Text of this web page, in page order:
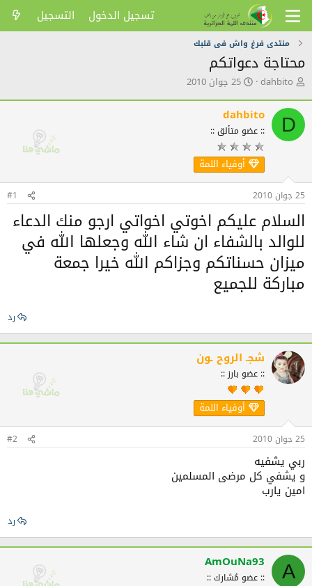
تسجيل الدخول التسجيل
منتدى فرغ واش فى قلبك
محتاجة دعواتكم
ك
ت
ب
ا
ل
ض
و
ع
dahbito ت
ر
ي
خ
ل
ن
ش
25 جوان 2010
D
dahbito
:: عضو متألق ::
أوفياء اللمة
25 جوان 2010 #1
السلام عليكم اخوتي اخواتي ارجو منك الدعاء
للوالد بالشفاء ان شاء الله وجعلها الله في
ميزان حسناتكم وجزاكم الله خيرا جمعة
مباركة للجميع
رد
شجـ الروح ـون
:: عضو بارز ::
أوفياء اللمة
25 جوان 2010 #2
ربي يشفيه
و يشفي كل مرضى المسلمين
امين يارب
رد
A
AmOuNa93
:: عضو مُشارك ::